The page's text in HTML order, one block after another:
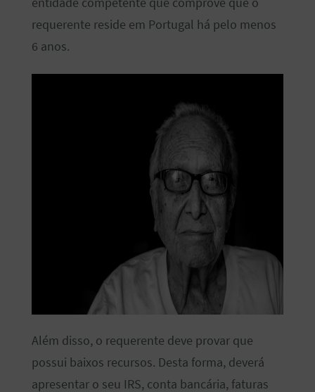
requerente reside em Portugal há pelo menos
6 anos.
Além disso, o requerente deve provar que
possui baixos recursos. Desta forma, deverá
apresentar o seu IRS, conta bancária, faturas